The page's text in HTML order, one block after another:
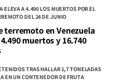
ELEVA A 4.490 LOS MUERTOS POR EL
DEL 24 DE JUNIO
terremoto en Venezuela
muertos y 16.740
TRAS HALLAR 1,7 TONELADAS
EN UN CONTENEDOR DE FRUTA